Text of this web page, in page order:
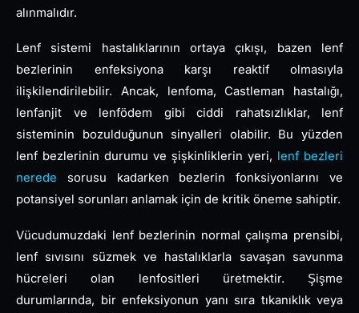
alınmalıdır.
Lenf sistemi hastalıklarının ortaya çıkışı, bazen lenf
bezlerinin enfeksiyona karşı reaktif olmasıyla
ilişkilendirilebilir. Ancak, lenfoma, Castleman hastalığı,
lenfanjit ve lenfödem gibi ciddi rahatsızlıklar, lenf
sisteminin bozulduğunun sinyalleri olabilir. Bu yüzden
lenf bezlerinin durumu ve şişkinliklerin yeri, lenf bezleri
nerede sorusu kadarken bezlerin fonksiyonlarını ve
potansiyel sorunları anlamak için de kritik öneme sahiptir.
Vücudumuzdaki lenf bezlerinin normal çalışma prensibi,
lenf sıvısını süzmek ve hastalıklarla savaşan savunma
hücreleri olan lenfositleri üretmektir. Şişme
durumlarında, bir enfeksiyonun yanı sıra tıkanıklık veya